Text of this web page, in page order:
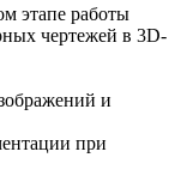
этапе работы
чертежей в 3D-
и
при